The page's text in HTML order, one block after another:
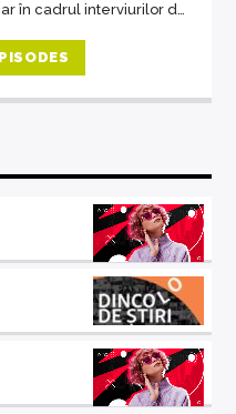
în cadrul interviurilor de